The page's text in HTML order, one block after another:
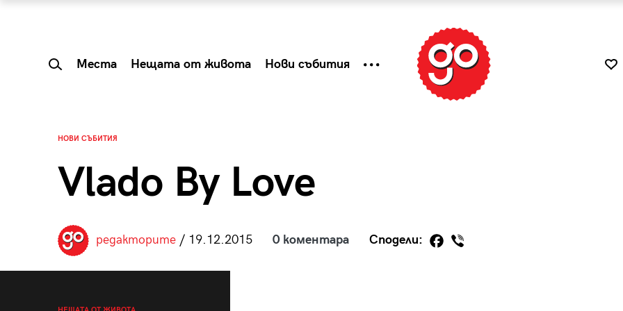
Места Нещата от живота Нови събития
НОВИ СЪБИТИЯ
Vlado By Love
редакторите/ 19.12.2015 0 коментара Сподели: